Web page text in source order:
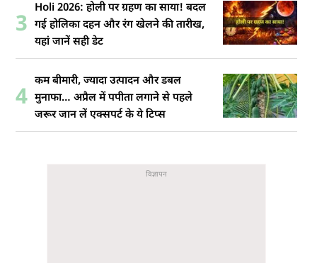
3
Holi 2026: होली पर ग्रहण का साया! बदल
गई होलिका दहन और रंग खेलने की तारीख,
यहां जानें सही डेट
4
कम बीमारी, ज्यादा उत्पादन और डबल
मुनाफा… अप्रैल में पपीता लगाने से पहले
जरूर जान लें एक्सपर्ट के ये टिप्स